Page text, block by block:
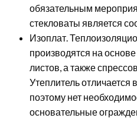
обязательным
стекловаты является
Изоплат.
производятся на
листов, а также
Утеплитель отличается
поэтому нет
основательные